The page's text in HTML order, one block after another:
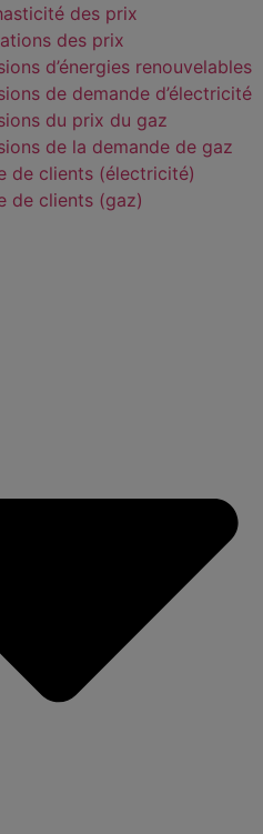
des prix
des prix
d’énergies renouvelables
de demande d’électricité
du prix du gaz
de la demande de gaz
de clients (électricité)
de clients (gaz)